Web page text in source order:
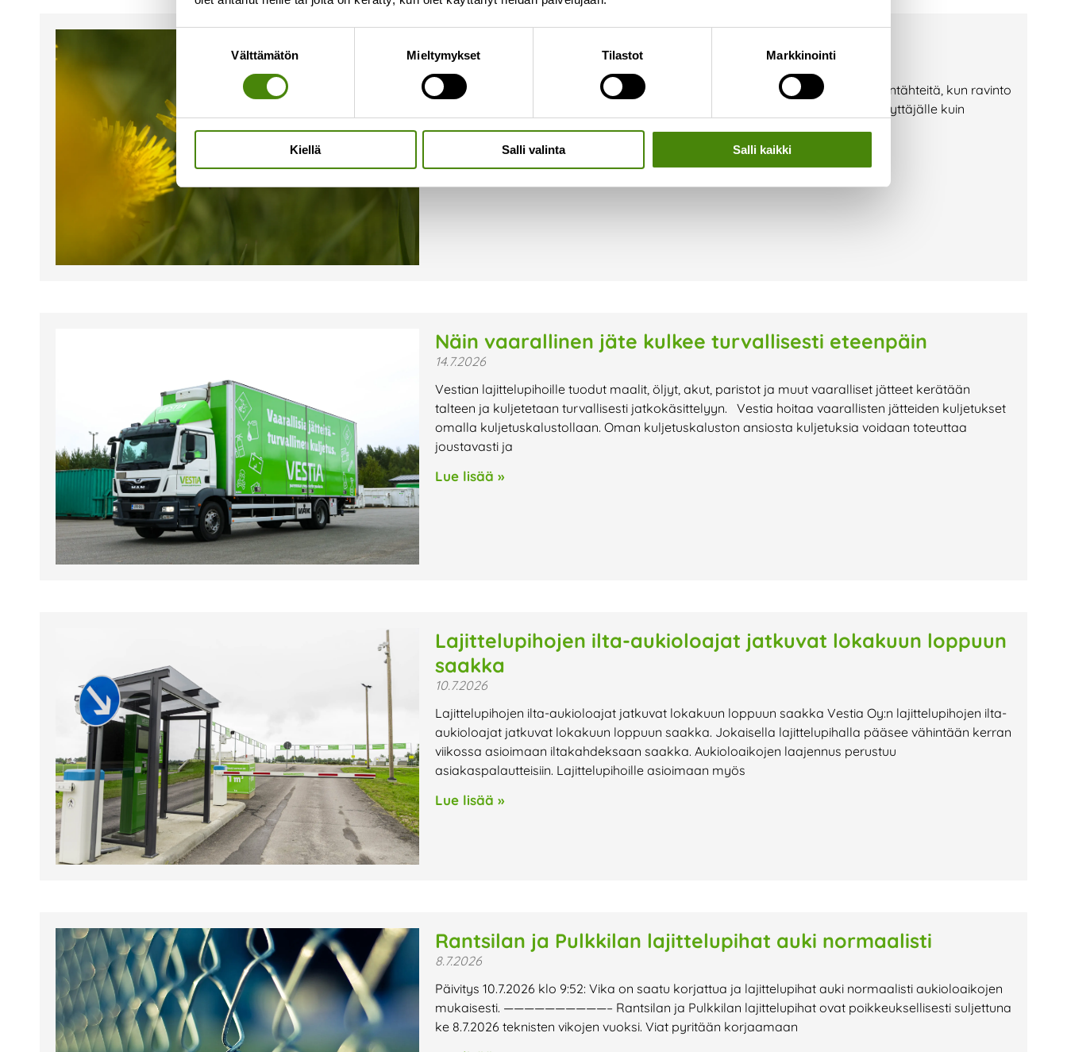
Välttämätön Mieltymykset Tilastot Markkinointi
Kiellä Salli valinta Salli kaikki
16.7.2026
Syksyn lähestyessä ampiaiset hakeutuvat herkästi jäteastioille etsimään ruuantähteitä, kun ravinto
alkaa olla niukkaa. Kiukkuiset ampiaiset voivat olla vaaraksi niin jäteastian käyttäjälle kuin
tyhjentäjällekin. Kiinteistönhaltijana vastuullasi on huolehtia, että jäteastiasi on
Lue lisää »
Näin vaarallinen jäte kulkee turvallisesti eteenpäin
14.7.2026
Vestian lajittelupihoille tuodut maalit, öljyt, akut, paristot ja muut vaaralliset jätteet kerätään
talteen ja kuljetetaan turvallisesti jatkokäsittelyyn. Vestia hoitaa vaarallisten jätteiden kuljetukset
omalla kuljetuskalustollaan. Oman kuljetuskaluston ansiosta kuljetuksia voidaan toteuttaa
joustavasti ja
Lue lisää »
Lajittelupihojen ilta-aukioloajat jatkuvat lokakuun loppuun
saakka
10.7.2026
Lajittelupihojen ilta-aukioloajat jatkuvat lokakuun loppuun saakka Vestia Oy:n lajittelupihojen ilta-
aukioloajat jatkuvat lokakuun loppuun saakka. Jokaisella lajittelupihalla pääsee vähintään kerran
viikossa asioimaan iltakahdeksaan saakka. Aukioloaikojen laajennus perustuu
asiakaspalautteisiin. Lajittelupihoille asioimaan myös
Lue lisää »
Rantsilan ja Pulkkilan lajittelupihat auki normaalisti
8.7.2026
Päivitys 10.7.2026 klo 9:52: Vika on saatu korjattua ja lajittelupihat auki normaalisti aukioloaikojen
mukaisesti. ——————————– Rantsilan ja Pulkkilan lajittelupihat ovat poikkeuksellisesti suljettuna
ke 8.7.2026 teknisten vikojen vuoksi. Viat pyritään korjaamaan